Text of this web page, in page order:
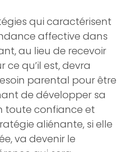
qui caractérisent
affective dans
au lieu de recevoir
ce qu’il est, devra
parental pour être
de développer sa
toute confiance et
aliénante, si elle
va devenir le